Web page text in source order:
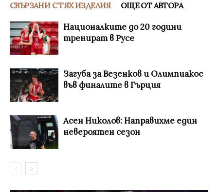
СВЪРЗАНИ С ТЯХ ИЗДЕЛИЯ ОЩЕ ОТ АВТОРА
Националките до 20 години
тренират в Русе
Загуба за Везенков и Олимпиакос
във финалите в Гърция
Асен Николов: Направихме един
невероятен сезон